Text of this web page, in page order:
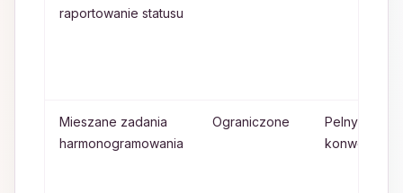
raportowanie statusu
Mieszane zadania
harmonogramowania
Ograniczone
Pelny
konwerter